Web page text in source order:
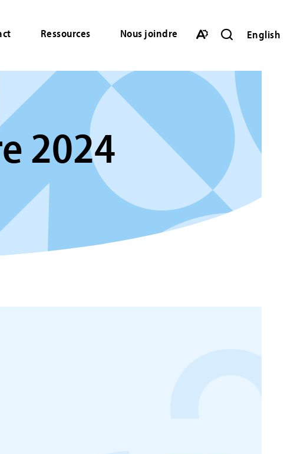
Ressources Nous joindre
barre
d'accessibilité.
Ouvrir
de
recherche
English
2024